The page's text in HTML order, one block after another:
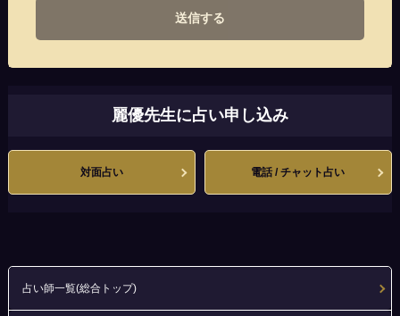
送信する
麗優先生に占い申し込み
対面占い 電話 / チャット占い
占い師一覧(総合トップ)